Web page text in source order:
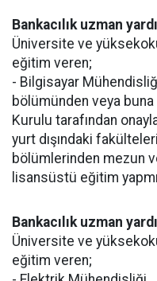
Bankacılık uzman
Üniversite ve
eğitim veren;
- Bilgisayar
bölümünden veya
Kurulu tarafından
yurt dışındaki
bölümlerinden mezun
lisansüstü eğitim
Bankacılık uzman
Üniversite ve
eğitim veren;